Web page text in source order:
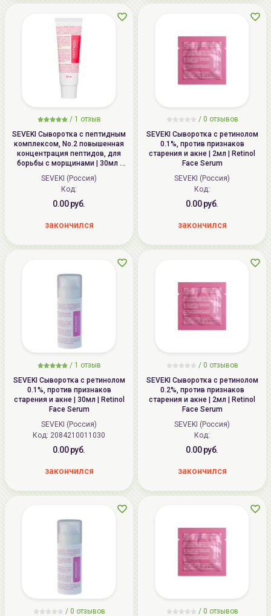
/ 1 отзыв
SEVEKI Сыворотка с пептидным
комплексом, No.2 повышенная
концентрация пептидов, для
борьбы c морщинами | 30мл |
Anti-Wrinkle Face Serum With
Peptide Complex
SEVEKI (Россия)
Код:
0.00 руб.
закончился
/ 0 отзывов
SEVEKI Сыворотка с ретинолом
0.1%, против признаков
старения и акне | 2мл | Retinol
Face Serum
SEVEKI (Россия)
Код:
0.00 руб.
закончился
/ 1 отзыв
SEVEKI Сыворотка с ретинолом
0.1%, против признаков
старения и акне | 30мл | Retinol
Face Serum
SEVEKI (Россия)
Код: 2084210011030
0.00 руб.
закончился
/ 0 отзывов
SEVEKI Сыворотка с ретинолом
0.2%, против признаков
старения и акне | 2мл | Retinol
Face Serum
SEVEKI (Россия)
Код:
0.00 руб.
закончился
/ 0 отзывов
/ 0 отзывов